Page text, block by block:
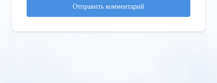
Отправить комментарий